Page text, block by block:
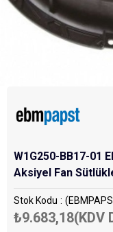
W1G250-BB17-01
Aksiyel Fan
Stok Kodu
₺9.683,18(KDV